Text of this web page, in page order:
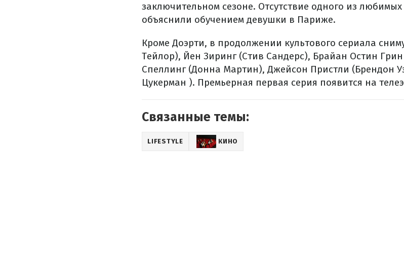
заключительном сезоне. Отсутствие одного из
объяснили обучением девушки в Париже.
Кроме Доэрти, в продолжении культового сериала
Тейлор), Йен Зиринг (Стив Сандерс), Брайан Остин
Спеллинг (Донна Мартин), Джейсон Пристли (Брендон
Цукерман ). Премьерная первая серия появится на
Связанные темы:
LIFESTYLE КИНО